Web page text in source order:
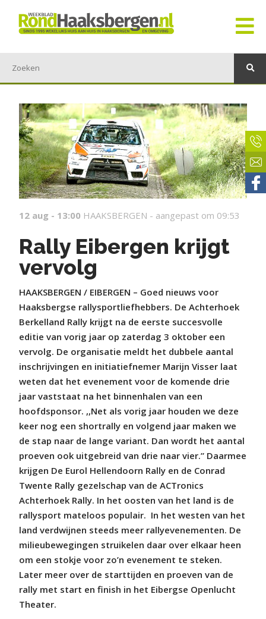
12 aug - 13:00 HAAKSBERGEN - aangepast om 09:53
Rally Eibergen krijgt
vervolg
HAAKSBERGEN / EIBERGEN – Goed nieuws voor
Haaksbergse rallysportliefhebbers. De Achterhoek
Berkelland Rally krijgt na de eerste succesvolle
editie van vorig jaar op zaterdag 3 oktober een
vervolg. De organisatie meldt het dubbele aantal
inschrijvingen en initiatiefnemer Marijn Visser laat
weten dat het evenement voor de komende drie
jaar vaststaat na het binnenhalen van een
hoofdsponsor. ,,Net als vorig jaar houden we deze
keer nog een shortrally en volgend jaar maken we
de stap naar de lange variant. Dan wordt het aantal
proeven ook uitgebreid van drie naar vier.” Daarmee
krijgen De Eurol Hellendoorn Rally en de Conrad
Twente Rally gezelschap van de ACTronics
Achterhoek Rally. In het oosten van het land is de
rallysport mateloos populair. In het westen van het
land verdwijnen steeds meer rallyevenementen. De
milieubewegingen struikelen daar over elkaar heen
om een stokje voor zo’n evenement te steken.
Later meer over de starttijden en proeven van de
rally met start en finish in het Eibergse Openlucht
Theater.